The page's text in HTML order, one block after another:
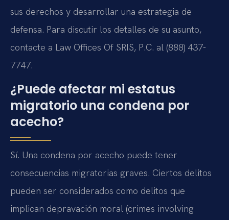
sus derechos y desarrollar una estrategia de
defensa. Para discutir los detalles de su asunto,
contacte a Law Offices Of SRIS, P.C. al (888) 437-
7747.
¿Puede afectar mi estatus
migratorio una condena por
acecho?
Sí. Una condena por acecho puede tener
consecuencias migratorias graves. Ciertos delitos
pueden ser considerados como delitos que
implican depravación moral (crimes involving